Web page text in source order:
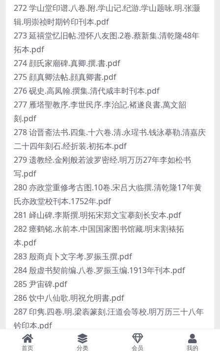
272 学山堂印谱.八卷.附.学山记.纪游.学山题咏.明.张灏
辑.明崇祯时期钤印刊本.pdf
273 延禧堂忆旧帖.澄怀八友图.2卷.蔡新集.清乾隆48年
拓本.pdf
274 顔氏家廟碑.真卿.撰.書.pdf
275 顔真卿法帖.顔真卿書.pdf
276 砚史.高凤翰.撰集.清代咸丰时刊本.pdf
277 雁塔聖教序.李世民序.李治記.褚遂良書.萬文韶
刻.pdf
278 诒晋斋法书.四集.十六卷.清.永瑆书.钱泳摹勒.清嘉庆
二十四年刻石.经折装.初拓本.pdf
279 遗教经.金刚般若波罗密经.明万历27年李如松书
写.pdf
280 亦政堂重修考古图.10卷.宋吕大临撰.清乾隆17年黄
氏亦政堂校刊本.1752年.pdf
281 峄山碑.李斯撰.明拓宋郑文宝摹刻长安本.pdf
282 瘗鹤铭.水前本.中国国家图书馆藏.明末割裱拓
本.pdf
283 殷商貞卜文字考.罗振玉撰.pdf
284 殷虚书契前编.八卷.罗振玉编.1913年刊本.pdf
285 尹宙碑.pdf
286 饮中八仙歌.明祝允明書.pdf
287 印隽.四卷.明.梁袠篆刻.汪道会等校.明万历三十八年
钤印本.pdf
288 印人画像.西泠印社编.1914.pdf
首页 分类 会员 我的